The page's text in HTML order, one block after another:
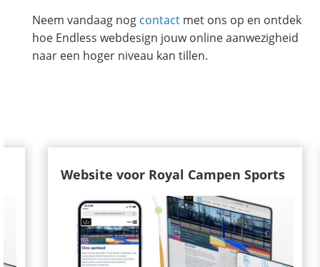
Neem vandaag nog contact met ons op en ontdek
hoe Endless webdesign jouw online aanwezigheid
naar een hoger niveau kan tillen.
Website voor Royal Campen Sports